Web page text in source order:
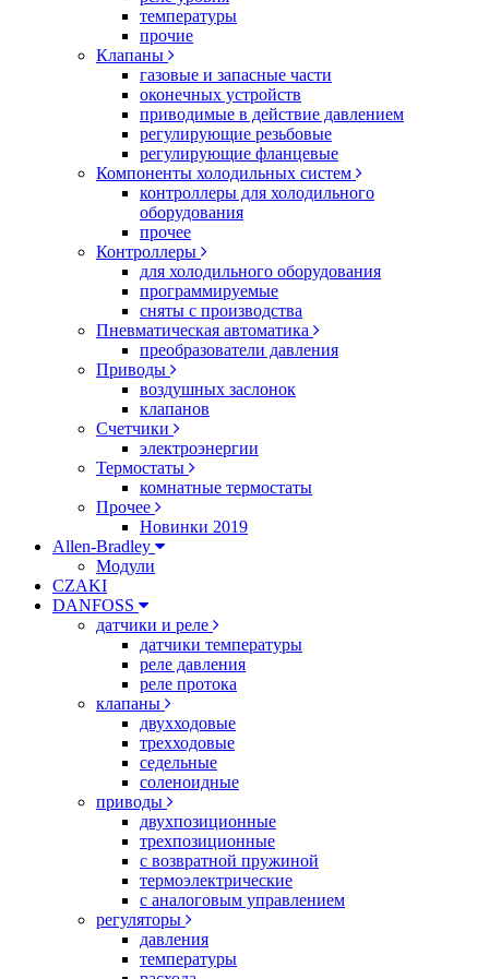
температуры
прочие
Клапаны
газовые и запасные части
оконечных устройств
приводимые в действие давлением
регулирующие резьбовые
регулирующие фланцевые
Компоненты холодильных систем
контроллеры для холодильного
оборудования
прочее
Контроллеры
для холодильного оборудования
программируемые
сняты с производства
Пневматическая автоматика
преобразователи давления
Приводы
воздушных заслонок
клапанов
Счетчики
электроэнергии
Термостаты
комнатные термостаты
Прочее
Новинки 2019
Allen-Bradley
Модули
CZAKI
DANFOSS
датчики и реле
датчики температуры
реле давления
реле протока
клапаны
двухходовые
трехходовые
седельные
соленоидные
приводы
двухпозиционные
трехпозиционные
с возвратной пружиной
термоэлектрические
с аналоговым управлением
регуляторы
давления
температуры